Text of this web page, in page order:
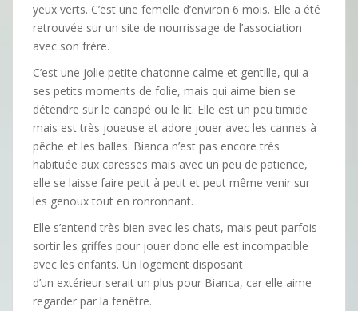
yeux verts. C’est une femelle d’environ 6 mois. Elle a été
retrouvée sur un site de nourrissage de l’association
avec son frère.
C’est une jolie petite chatonne calme et gentille, qui a
ses petits moments de folie, mais qui aime bien se
détendre sur le canapé ou le lit. Elle est un peu timide
mais est très joueuse et adore jouer avec les cannes à
pêche et les balles. Bianca n’est pas encore très
habituée aux caresses mais avec un peu de patience,
elle se laisse faire petit à petit et peut même venir sur
les genoux tout en ronronnant.
Elle s’entend très bien avec les chats, mais peut parfois
sortir les griffes pour jouer donc elle est incompatible
avec les enfants. Un logement disposant
d’un extérieur serait un plus pour Bianca, car elle aime
regarder par la fenêtre.